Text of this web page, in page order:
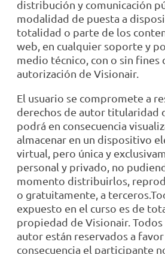
distribución y comunicación
modalidad de puesta a
totalidad o parte de los
web, en cualquier soporte y
medio técnico, con o sin fines
autorización de Visionair.
El usuario se compromete a
derechos de autor titularidad
podrá en consecuencia
almacenar en un dispositivo
virtual, pero única y
personal y privado, no
momento distribuirlos,
o gratuitamente, a
expuesto en el curso es de
propiedad de Visionair.
autor están reservados a
consecuencia el participante